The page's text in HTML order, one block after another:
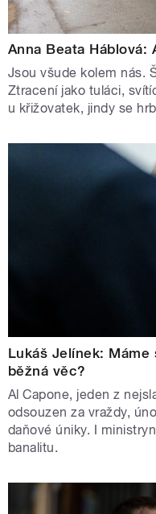
Anna Beata Háblová:
Jsou všude kolem nás.
Ztracení jako tuláci,
u křižovatek, jindy se
Lukáš Jelínek:
běžná věc?
Al Capone, jeden z
odsouzen za vraždy,
daňové úniky. I
banalitu.